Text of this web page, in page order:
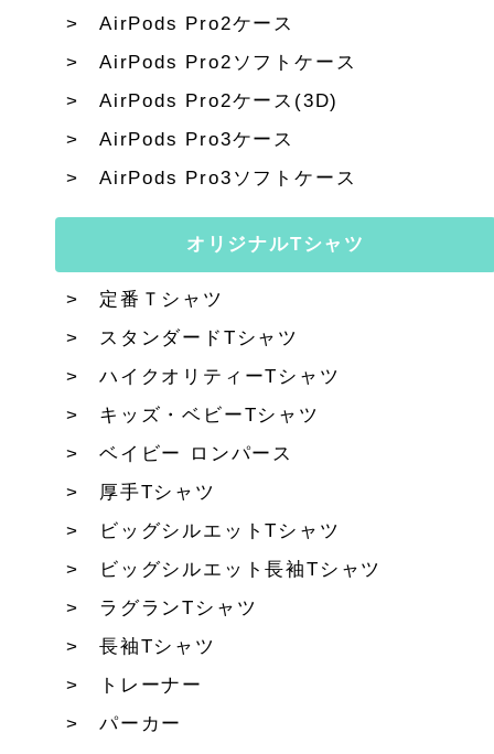
AirPods Pro2ケース
AirPods Pro2ソフトケース
AirPods Pro2ケース(3D)
AirPods Pro3ケース
AirPods Pro3ソフトケース
オリジナルTシャツ
定番Ｔシャツ
スタンダードTシャツ
ハイクオリティーTシャツ
キッズ・ベビーTシャツ
ベイビー ロンパース
厚手Tシャツ
ビッグシルエットTシャツ
ビッグシルエット長袖Tシャツ
ラグランTシャツ
長袖Tシャツ
トレーナー
パーカー